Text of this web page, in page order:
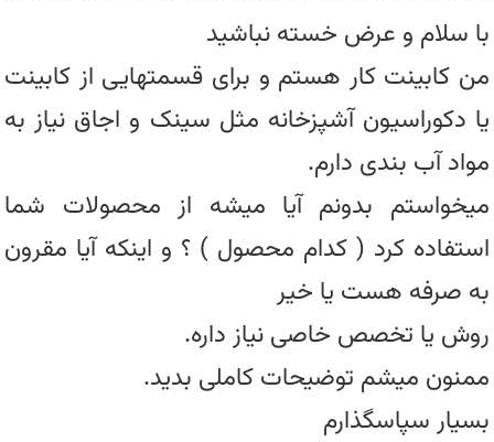
با سلام و عرض خسته نباشید
من کابینت کار هستم و برای قسمتهایی از کابینت
یا دکوراسیون آشپزخانه مثل سینک و اجاق نیاز به
مواد آب بندی دارم.
میخواستم بدونم آیا میشه از محصولات شما
استفاده کرد ( کدام محصول ) ؟ و اینکه آیا مقرون
به صرفه هست یا خیر
روش یا تخصص خاصی نیاز داره.
ممنون میشم توضیحات کاملی بدید.
بسیار سپاسگذارم